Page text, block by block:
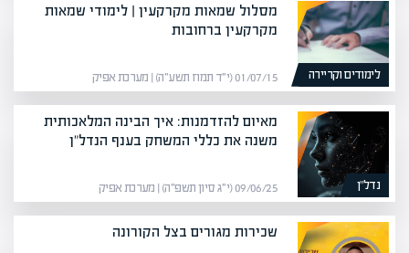
לימודים וקריירה
מסלול שמאות מקרקעין | לימודי שמאות
מקרקעין ברחובות
01/07/15 (י״ד תמוז תשע״ה) | מערכת אפיק
נדל”ן
מאיום להזדמנות: איך הבינה המלאכותית
משנה את כללי המשחק בענף הנדל"ן
09/06/25 (י״ג סיון תשפ״ה) | מערכת אפיק
שכירות מגורים בצל הקורונה